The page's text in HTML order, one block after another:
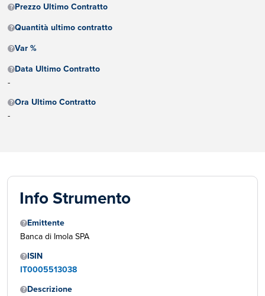
Prezzo Ultimo Contratto
Quantità ultimo contratto
Var %
Data Ultimo Contratto
-
Ora Ultimo Contratto
-
Info Strumento
Emittente
Banca di Imola SPA
ISIN
IT0005513038
Descrizione